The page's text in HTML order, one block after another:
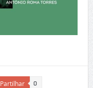
Partilhar 0